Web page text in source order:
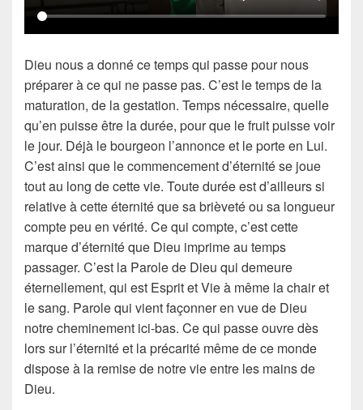
Dieu nous a donné ce temps qui passe pour nous
préparer à ce qui ne passe pas. C’est le temps de la
maturation, de la gestation. Temps nécessaire, quelle
qu’en puisse être la durée, pour que le fruit puisse voir
le jour. Déjà le bourgeon l’annonce et le porte en Lui.
C’est ainsi que le commencement d’éternité se joue
tout au long de cette vie. Toute durée est d’ailleurs si
relative à cette éternité que sa brièveté ou sa longueur
compte peu en vérité. Ce qui compte, c’est cette
marque d’éternité que Dieu imprime au temps
passager. C’est la Parole de Dieu qui demeure
éternellement, qui est Esprit et Vie à même la chair et
le sang. Parole qui vient façonner en vue de Dieu
notre cheminement ici-bas. Ce qui passe ouvre dès
lors sur l’éternité et la précarité même de ce monde
dispose à la remise de notre vie entre les mains de
Dieu.